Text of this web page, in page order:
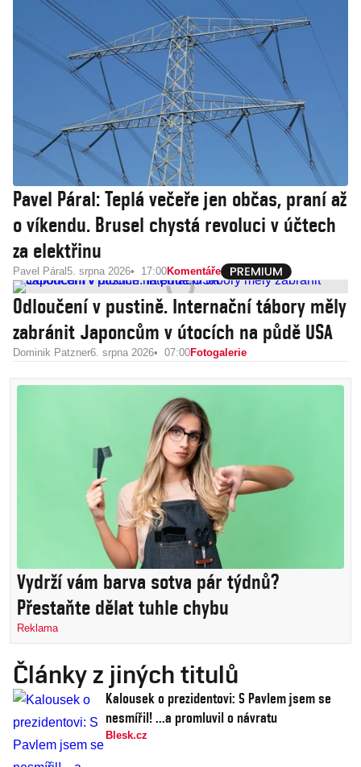
Pavel Páral: Teplá večeře jen občas, praní až
o víkendu. Brusel chystá revoluci v účtech
za elektřinu
Pavel Páral 5. srpna 2026 17:00Komentáře
Odloučení v pustině. Internační tábory měly
zabránit Japoncům v útocích na půdě USA
Dominik Patzner6. srpna 2026 07:00Fotogalerie
Vydrží vám barva sotva pár týdnů?
Přestaňte dělat tuhle chybu
Reklama
Články z jiných titulů
Kalousek o prezidentovi: S Pavlem jsem se
nesmířil! ...a promluvil o návratu
Blesk.cz